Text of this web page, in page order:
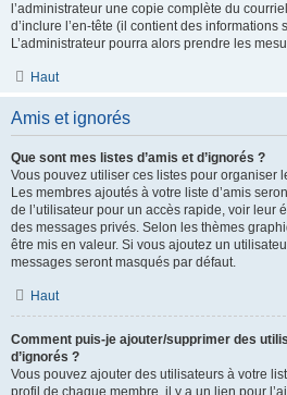
l’administrateur une copie complète du
d’inclure l’en-tête (il contient des informations
L’administrateur pourra alors prendre les
Haut
Amis et ignorés
Que sont mes listes d’amis et d’ignorés ?
Vous pouvez utiliser ces listes pour organiser
Les membres ajoutés à votre liste d’amis
de l’utilisateur pour un accès rapide, voir leur
des messages privés. Selon les thèmes
être mis en valeur. Si vous ajoutez un
messages seront masqués par défaut.
Haut
Comment puis-je ajouter/supprimer des
d’ignorés ?
Vous pouvez ajouter des utilisateurs à votre
profil de chaque membre, il y a un lien pour